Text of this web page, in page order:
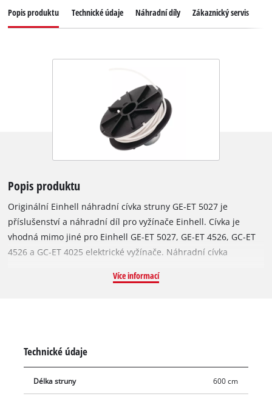
Popis produktu Technické údaje Náhradní díly Zákaznický servis
Popis produktu
Originální Einhell náhradní cívka struny GE-ET 5027 je
příslušenství a náhradní díl pro vyžínače Einhell. Cívka je
vhodná mimo jiné pro Einhell GE-ET 5027, GE-ET 4526, GC-ET
4526 a GC-ET 4025 elektrické vyžínače. Náhradní cívka
dlouhá 6 metrů a má průměr 1,6 mm. Automatický
Více informací
Technické údaje
Délka struny 600 cm